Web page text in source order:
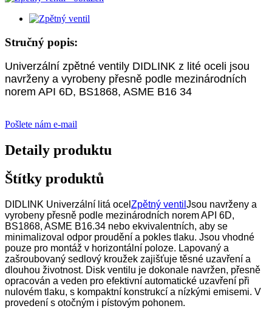
Stručný popis:
Univerzální zpětné ventily DIDLINK z lité oceli jsou
navrženy a vyrobeny přesně podle mezinárodních
norem API 6D, BS1868, ASME B16 34
Pošlete nám e-mail
Detaily produktu
Štítky produktů
DIDLINK Univerzální litá ocel Zpětný ventil Jsou navrženy a
vyrobeny přesně podle mezinárodních norem API 6D,
BS1868, ASME B16.34 nebo ekvivalentních, aby se
minimalizoval odpor proudění a pokles tlaku. Jsou vhodné
pouze pro montáž v horizontální poloze. Lapovaný a
zašroubovaný sedlový kroužek zajišťuje těsné uzavření a
dlouhou životnost. Disk ventilu je dokonale navržen, přesně
opracován a veden pro efektivní automatické uzavření při
nulovém tlaku, s kompaktní konstrukcí a nízkými emisemi. V
provedení s otočným i pístovým pohonem.